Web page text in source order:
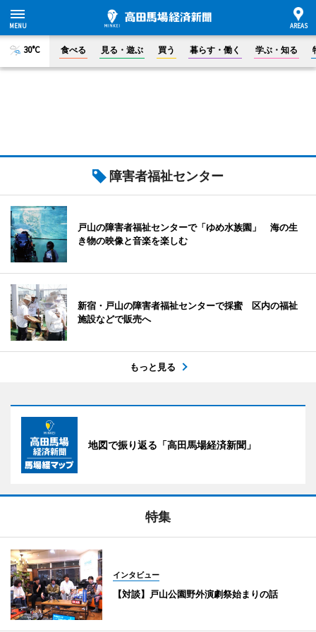
30°C 食べる 見る・遊ぶ 買う 暮らす・働く 学ぶ・知る
障害者福祉センター
戸山の障害者福祉センターで「ゆめ水族園」 海の生
き物の映像と音楽を楽しむ
新宿・戸山の障害者福祉センターで採蜜 区内の福祉
施設などで販売へ
もっと見る
地図で振り返る「高田馬場経済新聞」
特集
インタビュー
【対談】戸山公園野外演劇祭始まりの話